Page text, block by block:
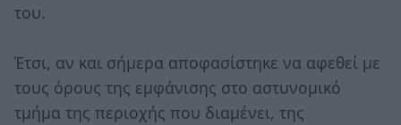
του.
Έτσι, αν και σήμερα αποφασίστηκε να αφεθεί με
τους όρους της εμφάνισης στο αστυνομικό
τμήμα της περιοχής που διαμένει, της